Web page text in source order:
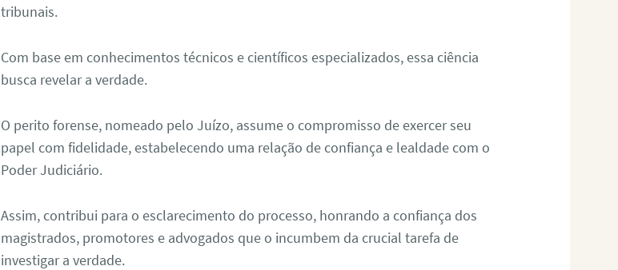
tribunais.
Com base em conhecimentos técnicos e científicos especializados, essa ciência
busca revelar a verdade.
O perito forense, nomeado pelo Juízo, assume o compromisso de exercer seu
papel com fidelidade, estabelecendo uma relação de confiança e lealdade com o
Poder Judiciário.
Assim, contribui para o esclarecimento do processo, honrando a confiança dos
magistrados, promotores e advogados que o incumbem da crucial tarefa de
investigar a verdade.